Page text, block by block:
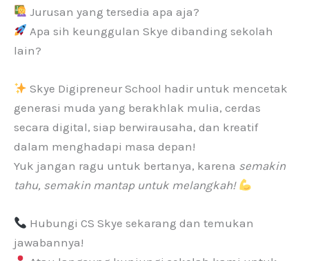
Jurusan yang tersedia apa aja?
Apa sih keunggulan Skye dibanding sekolah
lain?
Skye Digipreneur School hadir untuk mencetak
generasi muda yang berakhlak mulia, cerdas
secara digital, siap berwirausaha, dan kreatif
dalam menghadapi masa depan!
Yuk jangan ragu untuk bertanya, karena semakin
tahu, semakin mantap untuk melangkah!
Hubungi CS Skye sekarang dan temukan
jawabannya!